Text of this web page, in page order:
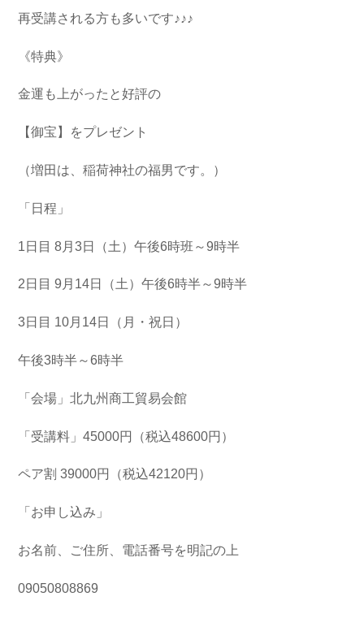
再受講される方も多いです♪♪♪
《特典》
金運も上がったと好評の
【御宝】をプレゼント
（増田は、稲荷神社の福男です。）
「日程」
1日目 8月3日（土）午後6時班～9時半
2日目 9月14日（土）午後6時半～9時半
3日目 10月14日（月・祝日）
午後3時半～6時半
「会場」北九州商工貿易会館
「受講料」45000円（税込48600円）
ペア割 39000円（税込42120円）
「お申し込み」
お名前、ご住所、電話番号を明記の上
09050808869